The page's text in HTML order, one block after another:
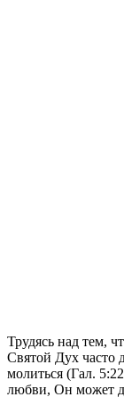
Трудясь над тем,
Святой Дух часто
молиться (Гал.
любви, Он может